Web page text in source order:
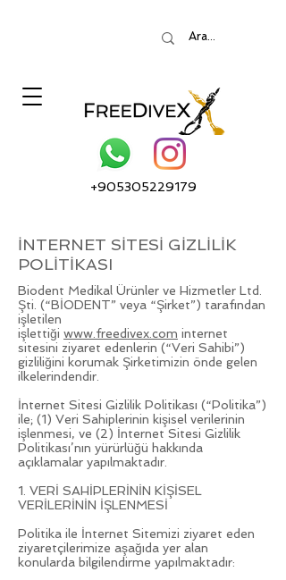
+905305229179
İNTERNET SİTESİ GİZLİLİK
POLİTİKASI
Biodent Medikal Ürünler ve Hizmetler Ltd.
Şti. (“BİODENT” veya “Şirket”) tarafından
işletilen
işlettiği www.freedivex.com internet
sitesini ziyaret edenlerin (“Veri Sahibi”)
gizliliğini korumak Şirketimizin önde gelen
ilkelerindendir.
İnternet Sitesi Gizlilik Politikası (“Politika”)
ile; (1) Veri Sahiplerinin kişisel verilerinin
işlenmesi, ve (2) İnternet Sitesi Gizlilik
Politikası’nın yürürlüğü hakkında
açıklamalar yapılmaktadır.
1. VERİ SAHİPLERİNİN KİŞİSEL
VERİLERİNİN İŞLENMESİ
Politika ile İnternet Sitemizi ziyaret eden
ziyaretçilerimize aşağıda yer alan
konularda bilgilendirme yapılmaktadır: